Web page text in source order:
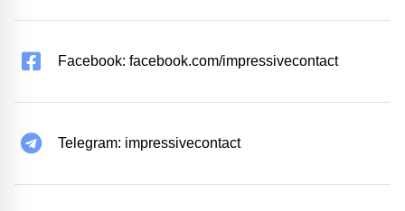
Facebook: facebook.com/impressivecontact
Telegram: impressivecontact